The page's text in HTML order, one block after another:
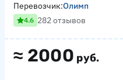
≈ 2000 руб.
Перевозчик:Олимп
4.6 282 отзывов